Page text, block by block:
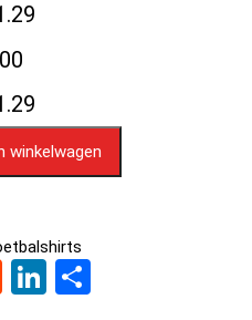
winkelwagen
R
Li